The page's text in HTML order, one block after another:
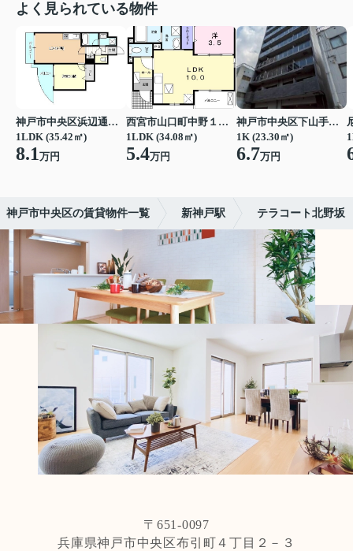
よく見られている物件
神戸市中央区浜辺通３丁目
1LDK (35.42㎡)
8.1万円
西宮市山口町中野１丁目
1LDK (34.08㎡)
5.4万円
神戸市中央区下山手通７丁目
1K (23.30㎡)
6.7万円
神戸市中央区の賃貸物件一覧 新神戸駅 テラコート北野坂
〒651-0097
兵庫県神戸市中央区布引町４丁目２－３